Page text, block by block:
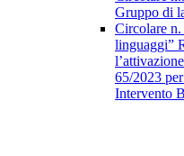
Gruppo di
Circolare
linguaggi”
65/2023
Intervento